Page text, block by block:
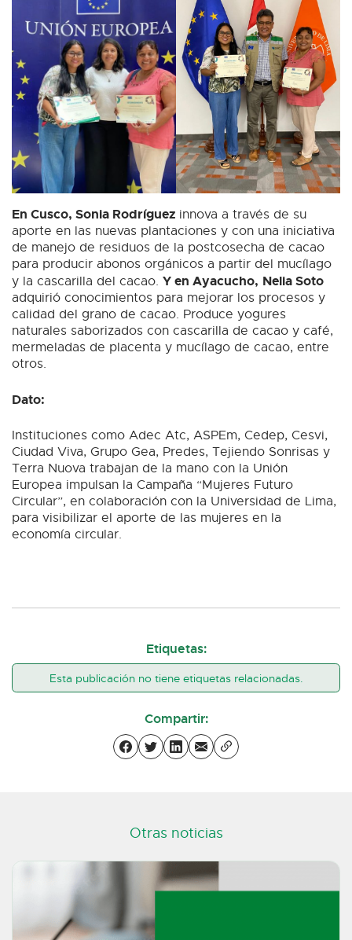
En Cusco, Sonia Rodríguez innova a través de su
aporte en las nuevas plantaciones y con una iniciativa
de manejo de residuos de la postcosecha de cacao
para producir abonos orgánicos a partir del mucílago
y la cascarilla del cacao. Y en Ayacucho, Nelia Soto
adquirió conocimientos para mejorar los procesos y
calidad del grano de cacao. Produce yogures
naturales saborizados con cascarilla de cacao y café,
mermeladas de placenta y mucílago de cacao, entre
otros.
Dato:
Instituciones como Adec Atc, ASPEm, Cedep, Cesvi,
Ciudad Viva, Grupo Gea, Predes, Tejiendo Sonrisas y
Terra Nuova trabajan de la mano con la Unión
Europea impulsan la Campaña “Mujeres Futuro
Circular”, en colaboración con la Universidad de Lima,
para visibilizar el aporte de las mujeres en la
economía circular.
Etiquetas:
Esta publicación no tiene etiquetas relacionadas.
Compartir:
Otras noticias